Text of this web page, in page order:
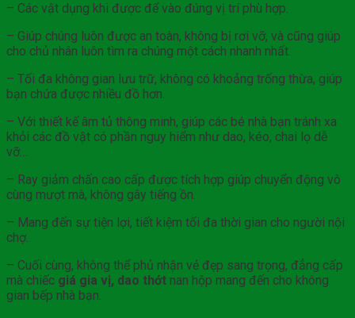
– Các vật dụng khi được để vào đúng vị trí phù hợp.
– Giúp chúng luôn được an toàn, không bị rơi vỡ, và cũng giúp
cho chủ nhân luôn tìm ra chúng một cách nhanh nhất.
– Tối đa không gian lưu trữ, không có khoảng trống thừa, giúp
bạn chứa được nhiều đồ hơn.
– Với thiết kế âm tủ thông minh, giúp các bé nhà bạn tránh xa
khỏi các đồ vật có phần nguy hiểm như dao, kéo, chai lọ dễ
vỡ…
– Ray giảm chấn cao cấp được tích hợp giúp chuyển động vô
cùng mượt mà, không gây tiếng ồn.
– Mang đến sự tiện lợi, tiết kiệm tối đa thời gian cho người nội
chợ.
– Cuối cùng, không thể phủ nhận vẻ đẹp sang trọng, đẳng cấp
mà chiếc giá gia vị, dao thớt nan hộp mang đến cho không
gian bếp nhà bạn.